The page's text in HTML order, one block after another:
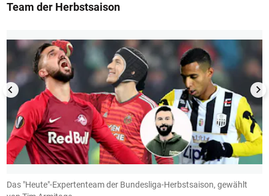
Team der Herbstsaison
1/13
Das "Heute"-Expertenteam der Bundesliga-Herbstsaison, gewählt